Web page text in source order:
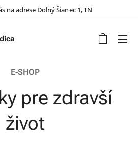
na adrese Dolný Šianec 1, TN
E-SHOP
pre zdravší
život